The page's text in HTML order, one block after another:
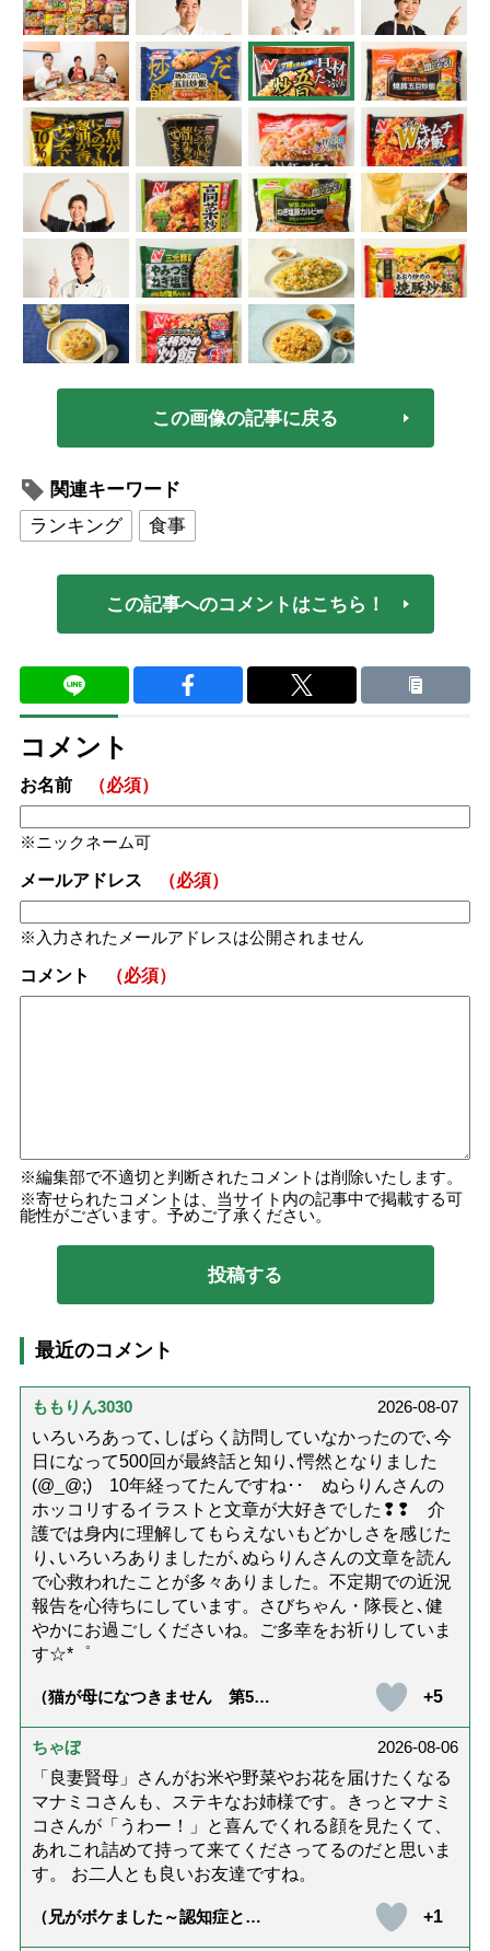
この画像の記事に戻る
関連キーワード
ランキング
食事
この記事へのコメントはこちら！
コメント
お名前 （必須）
ニックネーム可
メールアドレス （必須）
入力されたメールアドレスは公開されません
コメント （必須）
編集部で不適切と判断されたコメントは削除いたします。
寄せられたコメントは、当サイト内の記事中で掲載する可
能性がございます。予めご了承ください。
最近のコメント
ももりん3030
2026-08-07
いろいろあって､しばらく訪問していなかったので､今
日になって500回が最終話と知り､愕然となりました
(@_@;) 10年経ってたんですね･･ ぬらりんさんの
ホッコリするイラストと文章が大好きでした❢❢ 介
護では身内に理解してもらえないもどかしさを感じた
り､いろいろありましたが､ぬらりんさんの文章を読ん
で心救われたことが多々ありました。不定期での近況
報告を心待ちにしています。さびちゃん・隊長と､健
やかにお過ごしくださいね。ご多幸をお祈りしていま
す☆*゜
（猫が母になつきません 第500
+5
ちゃぼ
2026-08-06
「良妻賢母」さんがお米や野菜やお花を届けたくなる
マナミコさんも、ステキなお姉様です。きっとマナミ
コさんが「うわー！」と喜んでくれる顔を見たくて、
あれこれ詰めて持って来てくださってるのだと思いま
す。 お二人とも良いお友達ですね。
（兄がボケました～認知症と介
+1